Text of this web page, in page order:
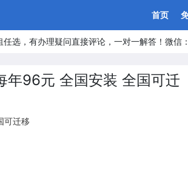
首页
选，有办理疑问直接评论，一对一解答！微信
年96元 全国安装 全国可迁
可迁移